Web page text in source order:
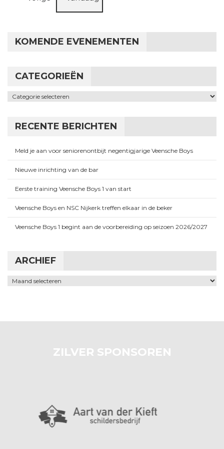
KOMENDE EVENEMENTEN
CATEGORIEËN
Categorieën
RECENTE BERICHTEN
Meld je aan voor seniorenontbijt negentigjarige Veensche Boys
Nieuwe inrichting van de bar
Eerste training Veensche Boys 1 van start
Veensche Boys en NSC Nijkerk treffen elkaar in de beker
Veensche Boys 1 begint aan de voorbereiding op seizoen 2026/2027
ARCHIEF
Archief
ZILVER SPONSOREN